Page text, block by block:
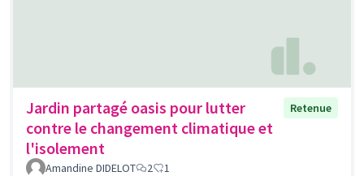
Jardin partagé oasis pour lutter
contre le changement climatique et
l'isolement
Retenue
Amandine DIDELOT 2 1